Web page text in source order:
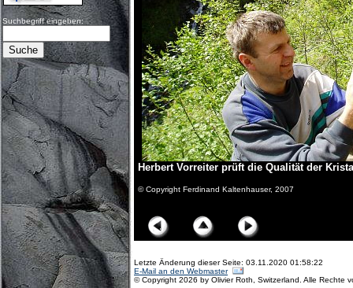
Suchbegriff eingeben:
Herbert Vorreiter prüft die Qualität der
© Copyright Ferdinand Kaltenhauser, 2007
Letzte Änderung dieser Seite: 03.11.2020 01:58:22
E-Mail an den Webmaster
© Copyright 2026 by Olivier Roth, Switzerland. Alle Rechte